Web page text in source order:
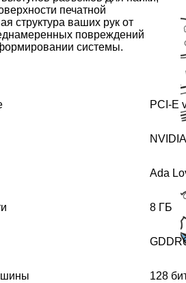
печатной
структура ваших рук от
повреждений
системы.
PCI-E
Ada
8 ГБ
шины 128